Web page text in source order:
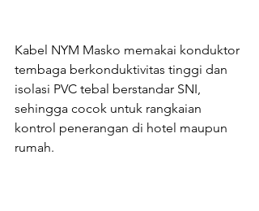
Kabel NYM Masko memakai konduktor
tembaga berkonduktivitas tinggi dan
isolasi PVC tebal berstandar SNI,
sehingga cocok untuk rangkaian
kontrol penerangan di hotel maupun
rumah.